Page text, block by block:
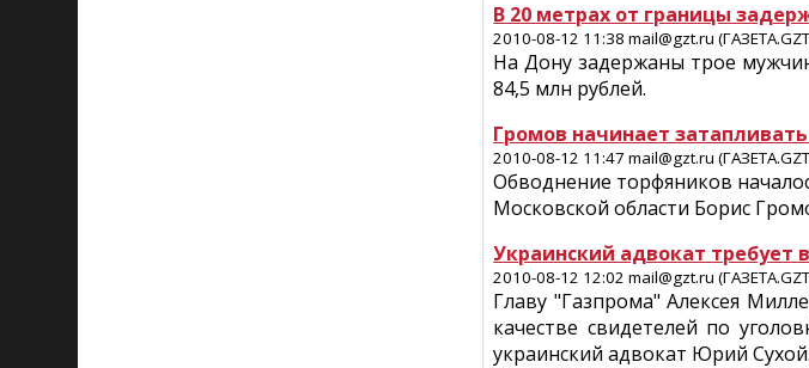
В 20 метрах от границы
2010-08-12 11:38 mail@gzt.ru
На Дону задержаны трое
84,5 млн рублей.
Громов начинает
2010-08-12 11:47 mail@gzt.ru
Обводнение торфяников
Московской области Борис
Украинский адвокат требует
2010-08-12 12:02 mail@gzt.ru
Главу "Газпрома" Алексея
качестве свидетелей по
украинский адвокат Юрий Сухой.